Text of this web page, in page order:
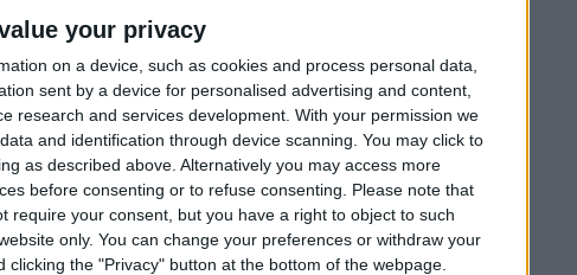
your privacy
on a device, such as cookies and process personal data,
sent by a device for personalised advertising and content,
research and services development. With your permission we
and identification through device scanning. You may click to
as described above. Alternatively you may access more
before consenting or to refuse consenting.
Please note that
require your consent, but you have a right to object to such
only. You can change your preferences or withdraw your
the "Privacy" button at the bottom of the webpage.
fugas nesta fase,